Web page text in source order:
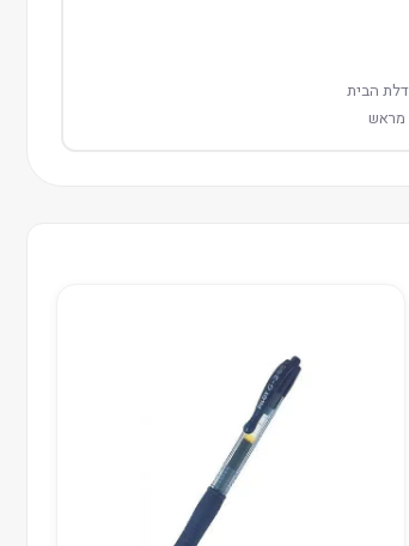
הבית
מראש